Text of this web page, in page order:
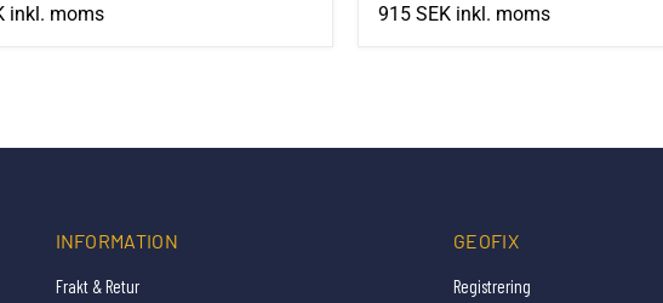
inkl. moms 915 SEKinkl. moms
INFORMATION
Frakt & Retur
GEOFIX
Registrering